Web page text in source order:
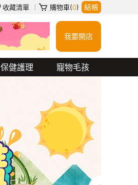
收藏清單 購物車(0) 結帳
行動電源 吉伊卡哇
我要開店
保健護理 寵物毛孩